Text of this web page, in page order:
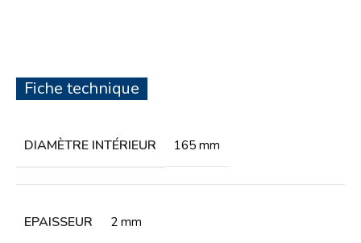
Fiche technique
DIAMÈTRE INTÉRIEUR 165 mm
EPAISSEUR 2 mm